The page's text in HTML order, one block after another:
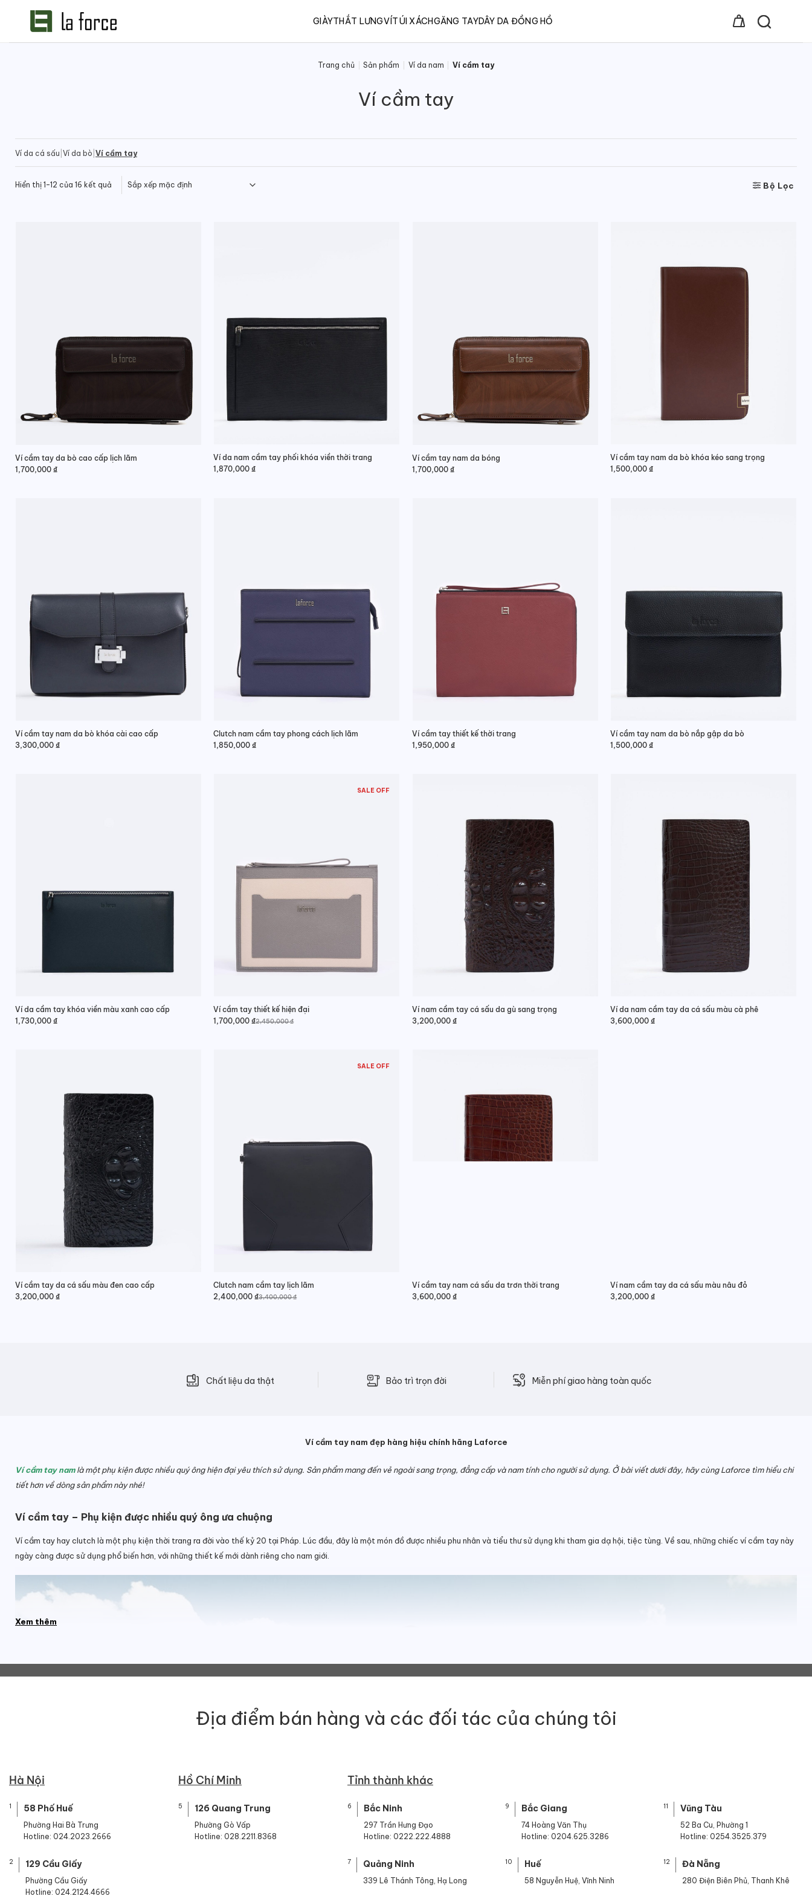
GIÀYTHẮT LƯNGVÍTÚI XÁCHGĂNG TAYDÂY DA ĐỒNG HỒ
Trang chủ Sản phẩm Ví da nam Ví cầm tay
Ví cầm tay
Ví da cá sấu Ví da bò Ví cầm tay
Hiển thị 1–12 của 16 kết quả Bộ Lọc
Ví cầm tay da bò cao cấp lịch lãm
1,700,000 ₫
Ví da nam cầm tay phối khóa viền thời trang
1,870,000₫
Ví cầm tay nam da bóng
1,700,000 ₫
Ví cầm tay nam da bò khóa kéo sang trọng
1,500,000₫
Ví cầm tay nam da bò khóa cài cao cấp
3,300,000 ₫
Clutch nam cầm tay phong cách lịch lãm
1,850,000₫
Ví cầm tay thiết kế thời trang
1,950,000 ₫
Ví cầm tay nam da bò nắp gập da bò
1,500,000₫
Ví da cầm tay khóa viền màu xanh cao cấp
1,730,000 ₫
SALE OFF
Ví cầm tay thiết kế hiện đại
2,450,000₫
Giá
1,700,000₫
Giá
Ví nam cầm tay cá sấu da gù sang trọng
3,200,000 ₫
Ví da nam cầm tay da cá sấu màu cà phê
3,600,000₫
Ví cầm tay da cá sấu màu đen cao cấp
3,200,000 ₫
SALE OFF
Clutch nam cầm tay lịch lãm
3,400,000₫
Giá
2,400,000₫
Giá
Ví cầm tay nam cá sấu da trơn thời trang
3,600,000 ₫
Ví nam cầm tay da cá sấu màu nâu đỏ
3,200,000₫
Chất liệu da thật Bảo trì trọn đời Miễn phí giao hàng toàn quốc
Ví cầm tay nam đẹp hàng hiệu chính hãng Laforce
Ví cầm tay namlà một phụ kiện được nhiều quý ông hiện đại yêu thích sử dụng. Sản phẩm mang đến vẻ ngoài sang trọng, đẳng cấp và nam tính cho người sử dụng. Ở bài viết dưới đây, hãy cùng Laforce tìm hiểu chi
tiết hơn về dòng sản phẩm này nhé!
Ví cầm tay – Phụ kiện được nhiều quý ông ưa chuộng
Ví cầm tay hay clutch là một phụ kiện thời trang ra đời vào thế kỷ 20 tại Pháp. Lúc đầu, đây là một món đồ được nhiều phu nhân và tiểu thư sử dụng khi tham gia dạ hội, tiệc tùng. Về sau, những chiếc ví cầm tay này
ngày càng được sử dụng phổ biến hơn, với những thiết kế mới dành riêng cho nam giới.
Xem thêm
Địa điểm bán hàng và các đối tác của chúng tôi
Hà Nội
1 58 Phố Huế
Phường Hai Bà Trưng
Hotline: 024.2023.2666
2 129 Cầu Giấy
Phường Cầu Giấy
Hotline: 024.2124.4666
Hồ Chí Minh
5 126 Quang Trung
Phường Gò Vấp
Hotline: 028.2211.8368
Tỉnh thành khác
6 Bắc Ninh
297 Trần Hưng Đạo
Hotline: 0222.222.4888
7 Quảng Ninh
339 Lê Thánh Tông, Hạ Long
9 Bắc Giang
74 Hoàng Văn Thụ
Hotline: 0204.625.3286
10 Huế
58 Nguyễn Huệ, Vĩnh Ninh
11 Vũng Tàu
52 Ba Cu, Phường 1
Hotline: 0254.3525.379
12 Đà Nẵng
280 Điện Biên Phủ, Thanh Khê